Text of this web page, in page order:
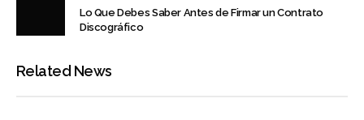
Lo Que Debes Saber Antes de Firmar un Contrato
Discográfico
Related News